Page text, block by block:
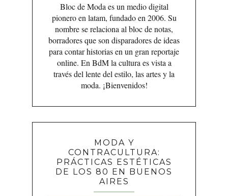
Bloc de Moda es un medio digital
pionero en latam, fundado en 2006. Su
nombre se relaciona al bloc de notas,
borradores que son disparadores de ideas
para contar historias en un gran reportaje
online. En BdM la cultura es vista a
través del lente del estilo, las artes y la
moda. ¡Bienvenidos!
MODA Y
CONTRACULTURA:
PRÁCTICAS ESTÉTICAS
DE LOS 80 EN BUENOS
AIRES